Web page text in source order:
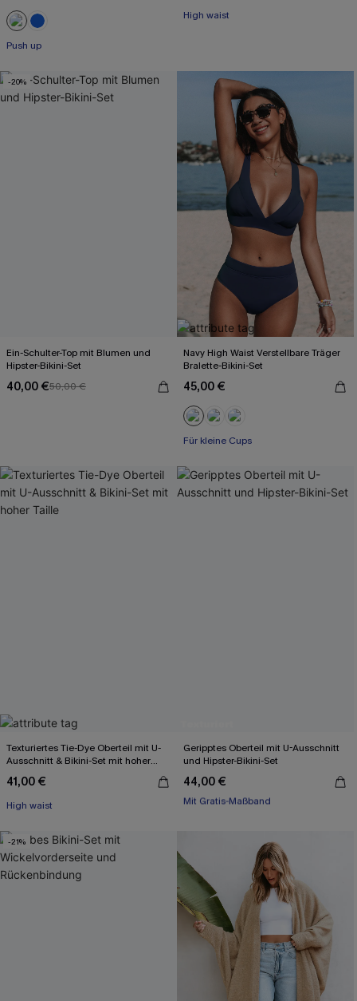
Push up
High waist
-20%
Ein-Schulter-Top mit Blumen und
Hipster-Bikini-Set
40,00 €50,00 €
Navy High Waist Verstellbare Träger
Bralette-Bikini-Set
45,00 €
Für kleine Cups
Texturiertes Tie-Dye Oberteil mit U-
Ausschnitt & Bikini-Set mit hoher
41,00 €
High waist
Geripptes Oberteil mit U-Ausschnitt
und Hipster-Bikini-Set
44,00 €
Mit Gratis-Maßband
High waist
-21%